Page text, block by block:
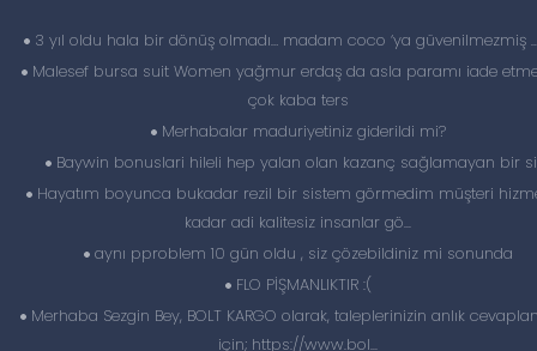
3 yıl oldu hala bir dönüş olmadı… madam coco ‘ya güvenilmezmiş
Malesef bursa suit Women yağmur erdaş da asla paramı iade
çok kaba ters
Merhabalar maduriyetiniz giderildi mi?
Baywin bonuslari hileli hep yalan olan kazanç sağlamayan bir
Hayatım boyunca bukadar rezil bir sistem görmedim müşteri
kadar adi kalitesiz insanlar gö...
aynı pproblem 10 gün oldu , siz çözebildiniz mi sonunda
FLO PİŞMANLIKTIR :(
Merhaba Sezgin Bey, BOLT KARGO olarak, taleplerinizin anlık
için; https://www.bol...